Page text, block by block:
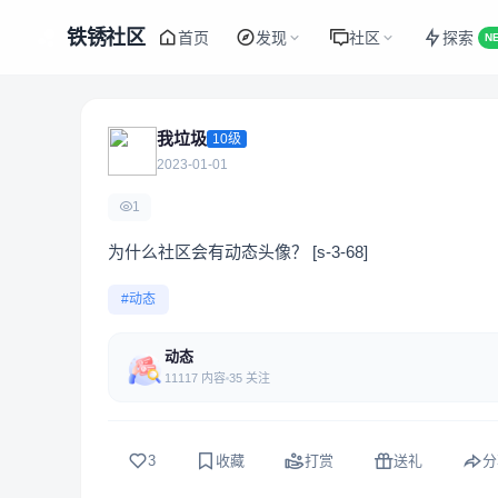
铁锈社区 首页 发现 社区 探索
我垃圾 10级
2023-01-01
1
为什么社区会有动态头像？ [s-3-68]
#动态
动态
11117 内容 35 关注
3 收藏 打赏 送礼